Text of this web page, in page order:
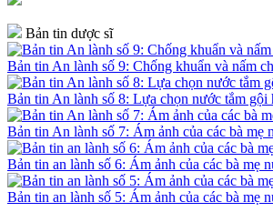
Bản tin dược sĩ
Bản tin An lành số 9: Chống khuẩn và nấm
Bản tin An lành số 8: Lựa chọn nước tắm gội
Bản tin An lành số 7: Ám ảnh của các bà mẹ
Bản tin an lành số 6: Ám ảnh của các bà mẹ
Bản tin an lành số 5: Ám ảnh của các bà mẹ